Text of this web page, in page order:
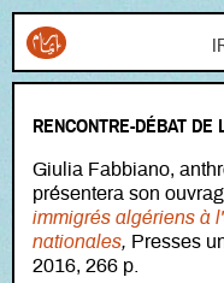
RENCONTRE-DÉBAT DE
Giulia Fabbiano,
présentera son
immigrés algériens à
nationales, Presses
2016, 266 p.